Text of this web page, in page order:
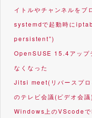
イトルやチャンネルをブ
systemdで起動時に
persistent”)
OpenSUSE 15.4アップ
なくなった
Jitsi meet(リバースプロ
のテレビ会議(ビデオ会
Windows上のVScode